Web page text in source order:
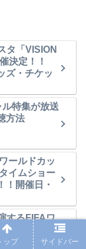
タ「VISION
決定！！
ズ・チケッ
特集が放送
方法
ールドカッ
イムショー
！開催日・
するFIFAワ
ーフタイム
定！！【視
ップ サイドバー